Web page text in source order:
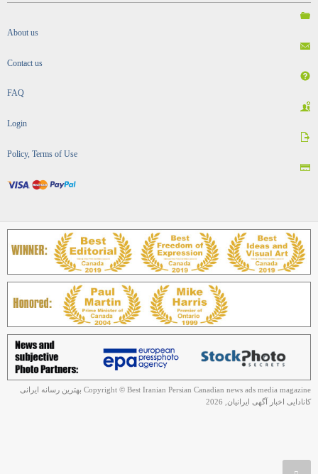
About us
Contact us
FAQ
Login
Policy, Terms of Use
Copyright © Best Iranian Persian Canadian news ads media magazine بهترین رسانه ایرانی
کانادایی اخبار آگهی ایرانیان, 2026